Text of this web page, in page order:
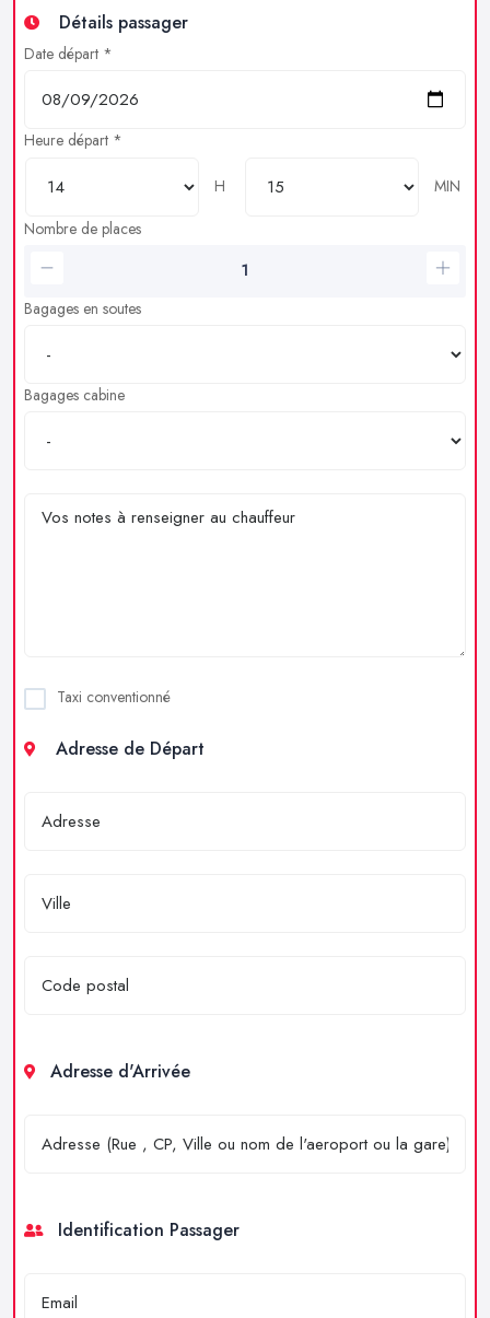
Détails passager
Date départ *
Heure départ *
H
MIN
Nombre de places
Bagages en soutes
Bagages cabine
Taxi conventionné
Adresse de Départ
Adresse d'Arrivée
Identification Passager